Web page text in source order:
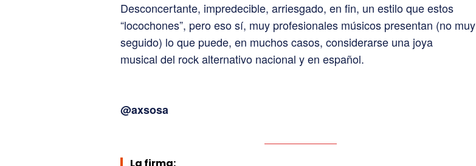
Desconcertante, impredecible, arriesgado, en fin, un estilo que estos
“locochones”, pero eso sí, muy profesionales músicos presentan (no muy
seguido) lo que puede, en muchos casos, considerarse una joya
musical del rock alternativo nacional y en español.
@axsosa